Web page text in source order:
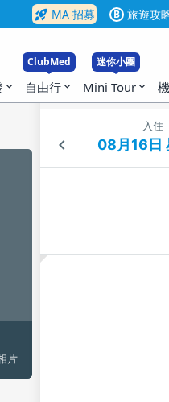
rocket_launch MA 招募 B 旅遊攻
expand_more
ClubMed
自由行 expand_more
迷你小團
Mini Tour expand_more
片
入住